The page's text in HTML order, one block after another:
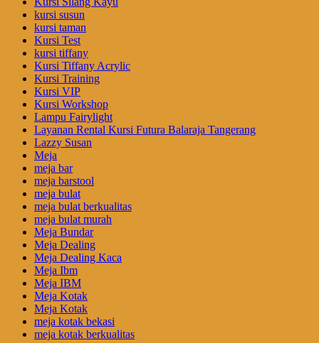
kursi susun
kursi taman
Kursi Test
kursi tiffany
Kursi Tiffany Acrylic
Kursi Training
Kursi VIP
Kursi Workshop
Lampu Fairylight
Layanan Rental Kursi Futura Balaraja Tangerang
Lazzy Susan
Meja
meja bar
meja barstool
meja bulat
meja bulat berkualitas
meja bulat murah
Meja Bundar
Meja Dealing
Meja Dealing Kaca
Meja Ibm
Meja IBM
Meja Kotak
Meja Kotak
meja kotak bekasi
meja kotak berkualitas